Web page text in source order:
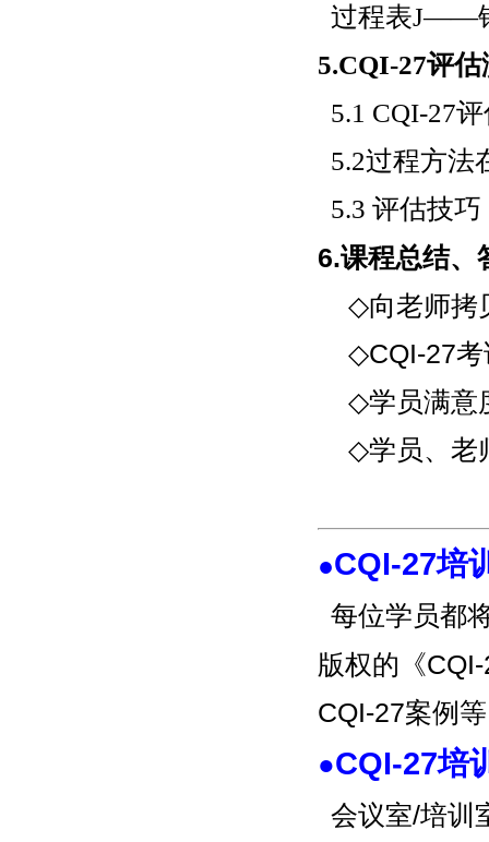
过程表J——
5.CQI-27评估
5.1 CQI-27
5.2过程方法
5.3 评估技巧
6.课程总结、
◇向老师拷
◇CQI-27考
◇学员满意
◇学员、老
●CQI-27培
每位学员都
版权的《
CQI-27案例
●CQI-27培
会议室/培训